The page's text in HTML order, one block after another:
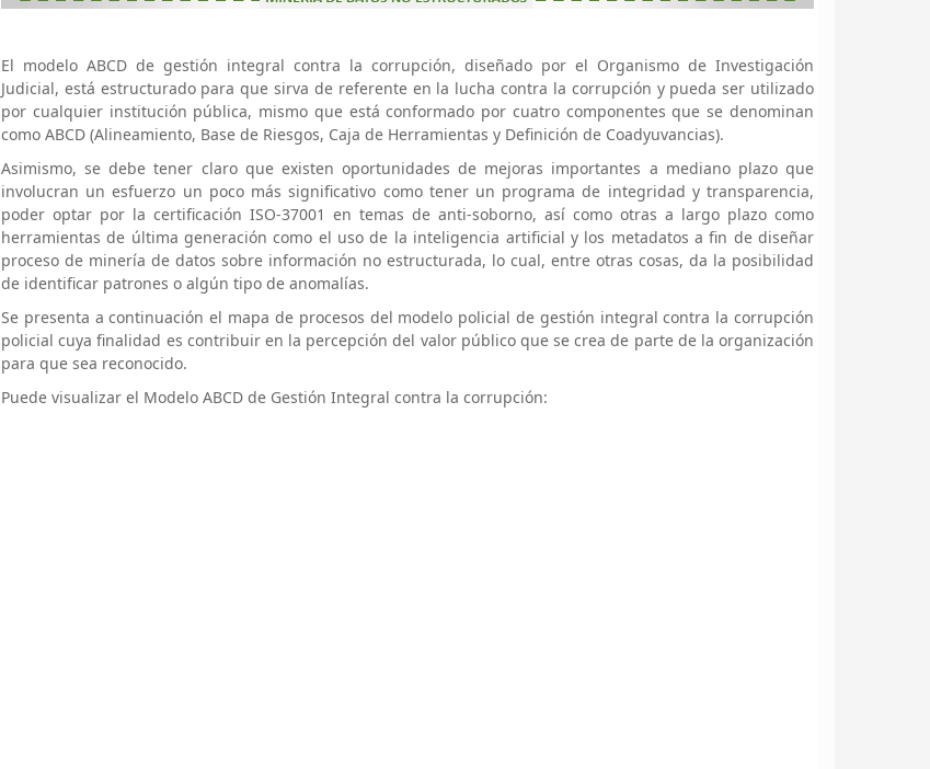
El modelo ABCD de gestión integral contra la corrupción, diseñado por el Organismo de Investigación
Judicial, está estructurado para que sirva de referente en la lucha contra la corrupción y pueda ser utilizado
por cualquier institución pública, mismo que está conformado por cuatro componentes que se denominan
como ABCD (Alineamiento, Base de Riesgos, Caja de Herramientas y Definición de Coadyuvancias).
Asimismo, se debe tener claro que existen oportunidades de mejoras importantes a mediano plazo que
involucran un esfuerzo un poco más significativo como tener un programa de integridad y transparencia,
poder optar por la certificación ISO-37001 en temas de anti-soborno, así como otras a largo plazo como
herramientas de última generación como el uso de la inteligencia artificial y los metadatos a fin de diseñar
proceso de minería de datos sobre información no estructurada, lo cual, entre otras cosas, da la posibilidad
de identificar patrones o algún tipo de anomalías.
Se presenta a continuación el mapa de procesos del modelo policial de gestión integral contra la corrupción
policial cuya finalidad es contribuir en la percepción del valor público que se crea de parte de la organización
para que sea reconocido.
Puede visualizar el Modelo ABCD de Gestión Integral contra la corrupción: